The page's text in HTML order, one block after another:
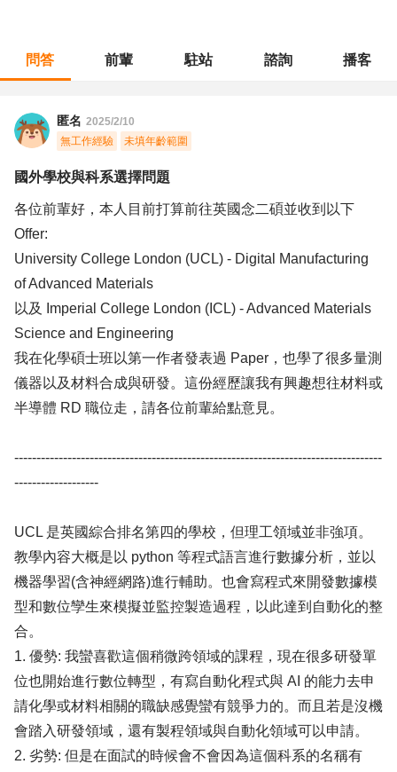
問答 前輩 駐站 諮詢 播客
匿名 2025/2/10
無工作經驗
未填年齡範圍
國外學校與科系選擇問題
各位前輩好，本人目前打算前往英國念二碩並收到以下
Offer:
University College London (UCL) - Digital Manufacturing
of Advanced Materials
以及 Imperial College London (ICL) - Advanced Materials
Science and Engineering
我在化學碩士班以第一作者發表過 Paper，也學了很多量測
儀器以及材料合成與研發。這份經歷讓我有興趣想往材料或
半導體 RD 職位走，請各位前輩給點意見。
-----------------------------------------------------------------------------------
-------------------
UCL 是英國綜合排名第四的學校，但理工領域並非強項。
教學內容大概是以 python 等程式語言進行數據分析，並以
機器學習(含神經網路)進行輔助。也會寫程式來開發數據模
型和數位孿生來模擬並監控製造過程，以此達到自動化的整
合。
1. 優勢: 我蠻喜歡這個稍微跨領域的課程，現在很多研發單
位也開始進行數位轉型，有寫自動化程式與 AI 的能力去申
請化學或材料相關的職缺感覺蠻有競爭力的。而且若是沒機
會踏入研發領域，還有製程領域與自動化領域可以申請。
2. 劣勢: 但是在面試的時候會不會因為這個科系的名稱有